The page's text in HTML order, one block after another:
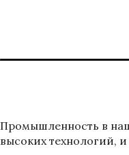
Промышленность в
высоких технологий,